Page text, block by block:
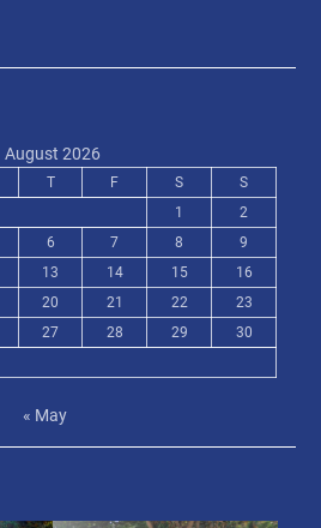
August 2026
T F S
S
1
2
6 7 8
9
13 14 15
16
20 21 22
23
27 28 29
30
« May